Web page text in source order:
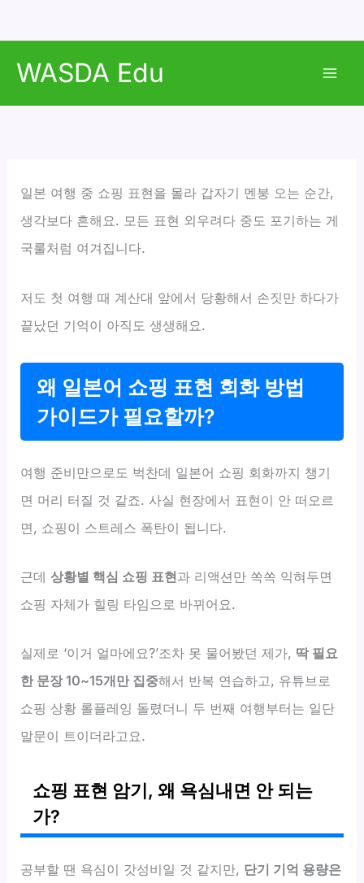
WASDA Edu
일본 여행 중 쇼핑 표현을 몰라 갑자기 멘붕 오는 순간,
생각보다 흔해요. 모든 표현 외우려다 중도 포기하는 게
국룰처럼 여겨집니다.
저도 첫 여행 때 계산대 앞에서 당황해서 손짓만 하다가
끝났던 기억이 아직도 생생해요.
왜 일본어 쇼핑 표현 회화 방법
가이드가 필요할까?
여행 준비만으로도 벅찬데 일본어 쇼핑 회화까지 챙기
면 머리 터질 것 같죠. 사실 현장에서 표현이 안 떠오르
면, 쇼핑이 스트레스 폭탄이 됩니다.
근데상황별 핵심 쇼핑 표현과 리액션만 쏙쏙 익혀두면
쇼핑 자체가 힐링 타임으로 바뀌어요.
실제로 ‘이거 얼마에요?’조차 못 물어봤던 제가, 딱 필요
한 문장 10~15개만 집중해서 반복 연습하고, 유튜브로
쇼핑 상황 롤플레잉 돌렸더니 두 번째 여행부터는 일단
말문이 트이더라고요.
쇼핑 표현 암기, 왜 욕심내면 안 되는
가?
공부할 땐 욕심이 갓성비일 것 같지만, 단기 기억 용량은